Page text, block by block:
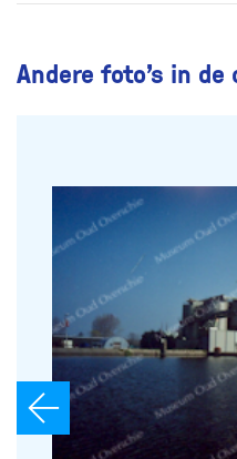
Andere foto’s in